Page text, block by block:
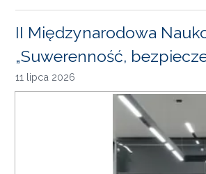
II Międzynarodowa
„Suwerenność,
11 lipca 2026